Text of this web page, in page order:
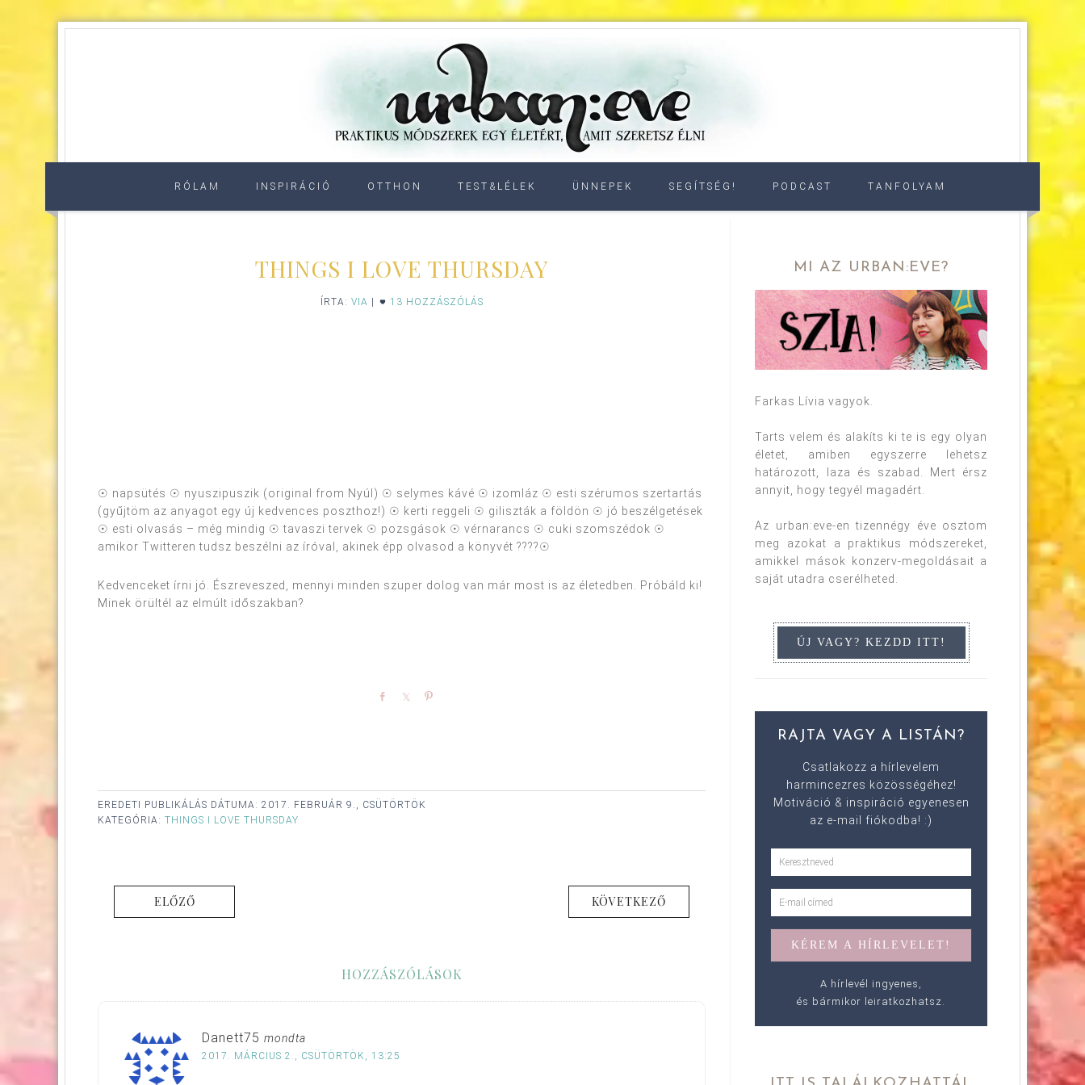
RÓLAM INSPIRÁCIÓ OTTHON TEST&LÉLEK ÜNNEPEK SEGÍTSÉG! PODCAST TANFOLYAM
THINGS I LOVE THURSDAY
ÍRTA: VIA 13 HOZZÁSZÓLÁS
☉ napsütés ☉ nyuszipuszik (original from Nyúl) ☉ selymes kávé ☉ izomláz ☉ esti szérumos szertartás
(gyűjtöm az anyagot egy új kedvences poszthoz!) ☉ kerti reggeli ☉ giliszták a földön ☉ jó beszélgetések
☉ esti olvasás – még mindig ☉ tavaszi tervek ☉ pozsgások ☉ vérnarancs ☉ cuki szomszédok ☉
amikor Twitteren tudsz beszélni az íróval, akinek épp olvasod a könyvét ????☉
Kedvenceket írni jó. Észreveszed, mennyi minden szuper dolog van már most is az életedben. Próbáld ki!
Minek örültél az elmúlt időszakban?
Share Share
EREDETI PUBLIKÁLÁS DÁTUMA: 2017. FEBRUÁR 9., CSÜTÖRTÖK
KATEGÓRIA: THINGS I LOVE THURSDAY
ELŐZŐ KÖVETKEZŐ
HOZZÁSZÓLÁSOK
Danett75 mondta
2017. MÁRCIUS 2., CSÜTÖRTÖK, 13:25
MI AZ URBAN:EVE?
Farkas Lívia vagyok.
Tarts velem és alakíts ki te is egy olyan
életet, amiben egyszerre lehetsz
határozott, laza és szabad. Mert érsz
annyit, hogy tegyél magadért.
Az urban:eve-en tizennégy éve osztom
meg azokat a praktikus módszereket,
amikkel mások konzerv-megoldásait a
saját utadra cserélheted.
RAJTA VAGY A LISTÁN?
Csatlakozz a hírlevelem
harmincezres közösségéhez!
Motiváció & inspiráció egyenesen
az e-mail fiókodba! :)
A hírlevél ingyenes,
és bármikor leiratkozhatsz.